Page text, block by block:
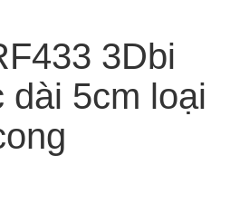
3Dbi
5cm loại